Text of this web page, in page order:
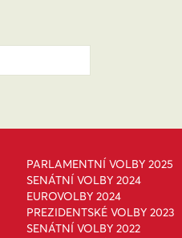
PARLAMENTNÍ VOLBY 2025
SENÁTNÍ VOLBY 2024
EUROVOLBY 2024
PREZIDENTSKÉ VOLBY 2023
SENÁTNÍ VOLBY 2022